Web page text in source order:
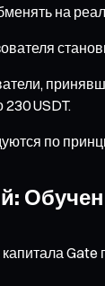
на
USDT.
по